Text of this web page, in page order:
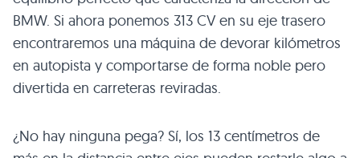
BMW. Si ahora ponemos 313 CV en su eje trasero
encontraremos una máquina de devorar kilómetros
en autopista y comportarse de forma noble pero
divertida en carreteras reviradas.
¿No hay ninguna pega? Sí, los 13 centímetros de